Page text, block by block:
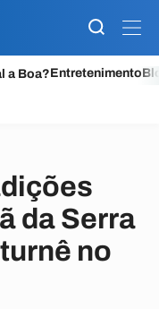
a Boa?Entretenimento
da Serra
no